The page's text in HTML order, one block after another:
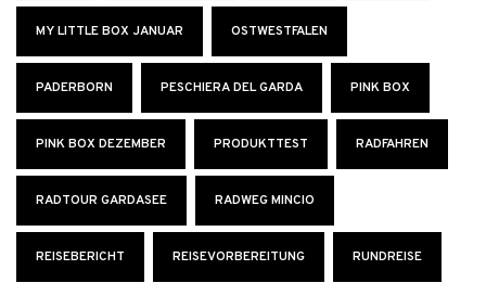
MY LITTLE BOX JANUAR OSTWESTFALEN
PADERBORN PESCHIERA DEL GARDA PINK BOX
PINK BOX DEZEMBER PRODUKTTEST RADFAHREN
RADTOUR GARDASEE RADWEG MINCIO
REISEBERICHT REISEVORBEREITUNG RUNDREISE